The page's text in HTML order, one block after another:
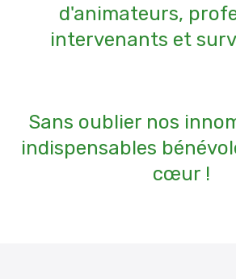
d'animateurs,
intervenants et
Sans oublier nos
indispensables
cœur !